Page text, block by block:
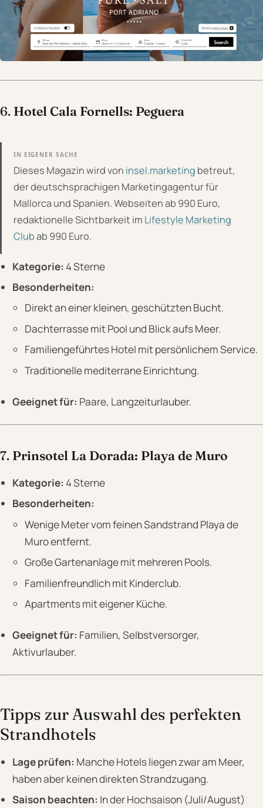
6. Hotel Cala Fornells: Peguera
IN EIGENER SACHE
Dieses Magazin wird von insel.marketing betreut,
der deutschsprachigen Marketingagentur für
Mallorca und Spanien. Webseiten ab 990 Euro,
redaktionelle Sichtbarkeit im Lifestyle Marketing
Clubab 990 Euro.
Kategorie: 4 Sterne
Besonderheiten:
Direkt an einer kleinen, geschützten Bucht.
Dachterrasse mit Pool und Blick aufs Meer.
Familiengeführtes Hotel mit persönlichem Service.
Traditionelle mediterrane Einrichtung.
Geeignet für: Paare, Langzeiturlauber.
7. Prinsotel La Dorada: Playa de Muro
Kategorie: 4 Sterne
Besonderheiten:
Wenige Meter vom feinen Sandstrand Playa de
Muro entfernt.
Große Gartenanlage mit mehreren Pools.
Familienfreundlich mit Kinderclub.
Apartments mit eigener Küche.
Geeignet für: Familien, Selbstversorger,
Aktivurlauber.
Tipps zur Auswahl des perfekten
Strandhotels
Lage prüfen: Manche Hotels liegen zwar am Meer,
haben aber keinen direkten Strandzugang.
Saison beachten: In der Hochsaison (Juli/August)